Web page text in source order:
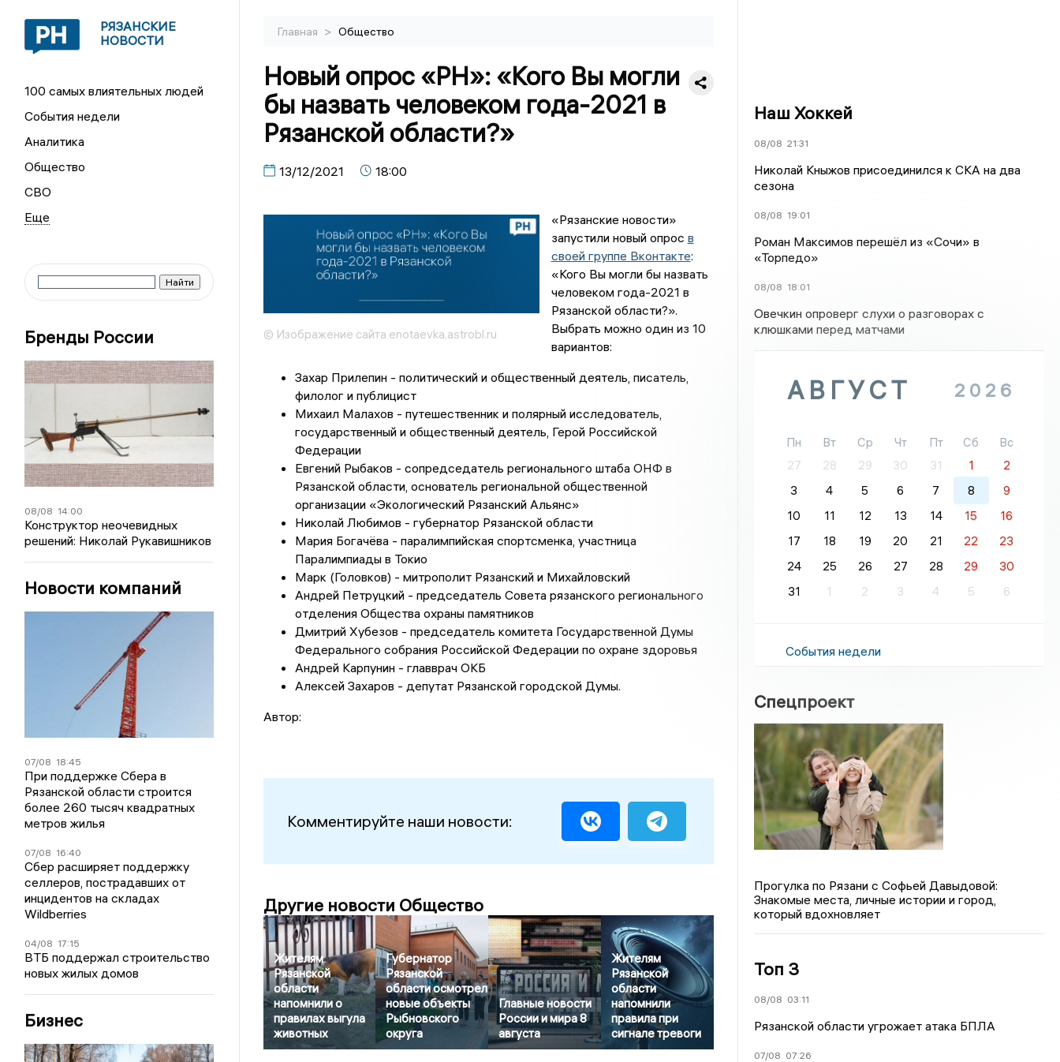
РЯЗАНСКИЕ
НОВОСТИ
100 самых влиятельных людей
События недели
Аналитика
Общество
СВО
Бренды России
08/08 14:00
Конструктор неочевидных
решений: Николай Рукавишников
Новости компаний
07/08 18:45
При поддержке Сбера в
Рязанской области строится
более 260 тысяч квадратных
метров жилья
07/08 16:40
Сбер расширяет поддержку
селлеров, пострадавших от
инцидентов на складах
Wildberries
04/08 17:15
ВТБ поддержал строительство
новых жилых домов
Бизнес
Главная > Общество
Новый опрос «РН»: «Кого Вы могли
бы назвать человеком года-2021 в
Рязанской области?»
13/12/2021 18:00
© Изображение сайта enotaevka.astrobl.ru
«Рязанские новости»
запустили новый опрос в
своей группе Вконтакте:
«Кого Вы могли бы назвать
человеком года-2021 в
Рязанской области?».
Выбрать можно один из 10
вариантов:
Захар Прилепин - политический и общественный деятель, писатель,
филолог и публицист
Михаил Малахов - путешественник и полярный исследователь,
государственный и общественный деятель, Герой Российской
Федерации
Евгений Рыбаков - сопредседатель регионального штаба ОНФ в
Рязанской области, основатель региональной общественной
организации «Экологический Рязанский Альянс»
Николай Любимов - губернатор Рязанской области
Мария Богачёва - паралимпийская спортсменка, участница
Паралимпиады в Токио
Марк (Головков) - митрополит Рязанский и Михайловский
Андрей Петруцкий - председатель Совета рязанского регионального
отделения Общества охраны памятников
Дмитрий Хубезов - председатель комитета Государственной Думы
Федерального собрания Российской Федерации по охране здоровья
Андрей Карпунин - главврач ОКБ
Алексей Захаров - депутат Рязанской городской Думы.
Автор:
Комментируйте наши новости:
Другие новости Общество
Жителям
Рязанской
области
напомнили о
правилах выгула
животных
Губернатор
Рязанской
области осмотрел
новые объекты
Рыбновского
округа
Главные новости
России и мира 8
августа
Жителям
Рязанской
области
напомнили
правила при
сигнале тревоги
Наш Хоккей
08/08 21:31
Николай Кныжов присоединился к СКА на два
сезона
08/08 19:01
Роман Максимов перешёл из «Сочи» в
«Торпедо»
08/08 18:01
Овечкин опроверг слухи о разговорах с
клюшками перед матчами
АВГУСТ 2026
Пн Вт Ср Чт Пт Сб
Вс
27
28 29 30 31 1
2
3
4 5 6 7 8
9
10
11 12 13 14 15
16
17
18 19 20 21 22
23
24
25 26 27 28 29
30
31
1 2 3 4 5 6
События недели
Спецпроект
Прогулка по Рязани с Софьей Давыдовой:
Знакомые места, личные истории и город,
который вдохновляет
Топ 3
08/08 03:11
Рязанской области угрожает атака БПЛА
07/08 07:26